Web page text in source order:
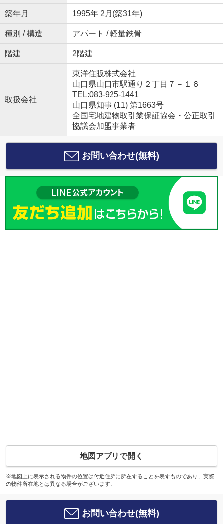
築年月 1995年 2月(築31年)
種別 / 構造 アパート / 軽量鉄骨
階建 2階建
取扱会社
東洋住販株式会社
山口県山口市駅通り２丁目７－１６
TEL:083-925-1441
山口県知事 (11) 第1663号
全国宅地建物取引業保証協会・公正取引
協議会加盟事業者
お問い合わせ(無料)
地図アプリで開く
※地図上に表示される物件の位置は付近住所に所在することを表すものであり、実際
の物件所在地とは異なる場合がございます。
お問い合わせ(無料)